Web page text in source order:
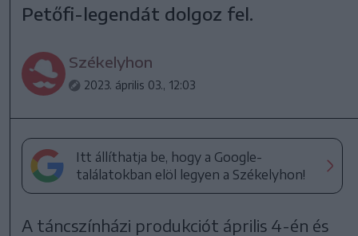
Petőfi-legendát dolgoz fel.
Székelyhon
2023. április 03., 12:03
Itt állíthatja be, hogy a Google-
találatokban elöl legyen a Székelyhon!
A táncszínházi produkciót április 4-én és